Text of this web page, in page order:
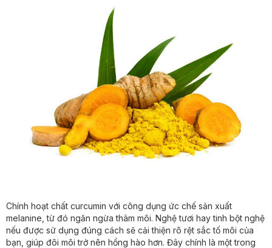
Chính hoạt chất curcumin với công dụng ức chế sản xuất
melanine, từ đó ngăn ngừa thâm môi. Nghệ tươi hay tinh bột nghệ
nếu được sử dụng đúng cách sẽ cải thiện rõ rệt sắc tố môi của
bạn, giúp đôi môi trở nên hồng hào hơn. Đây chính là một trong